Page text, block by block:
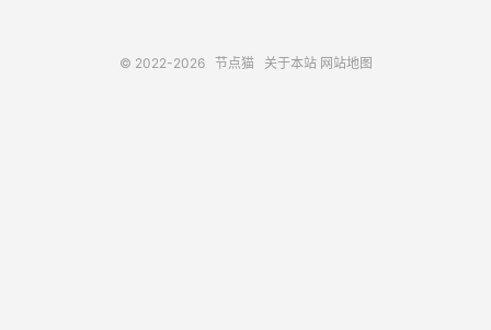
© 2022-2026 节点猫 关于本站 网站地图